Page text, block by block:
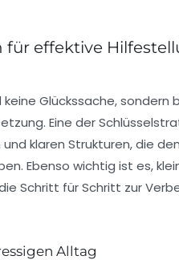
für effektive
Glückssache, sondern
Eine der
klaren Strukturen, die
Ebenso wichtig ist es,
Schritt für Schritt zur
Alltag